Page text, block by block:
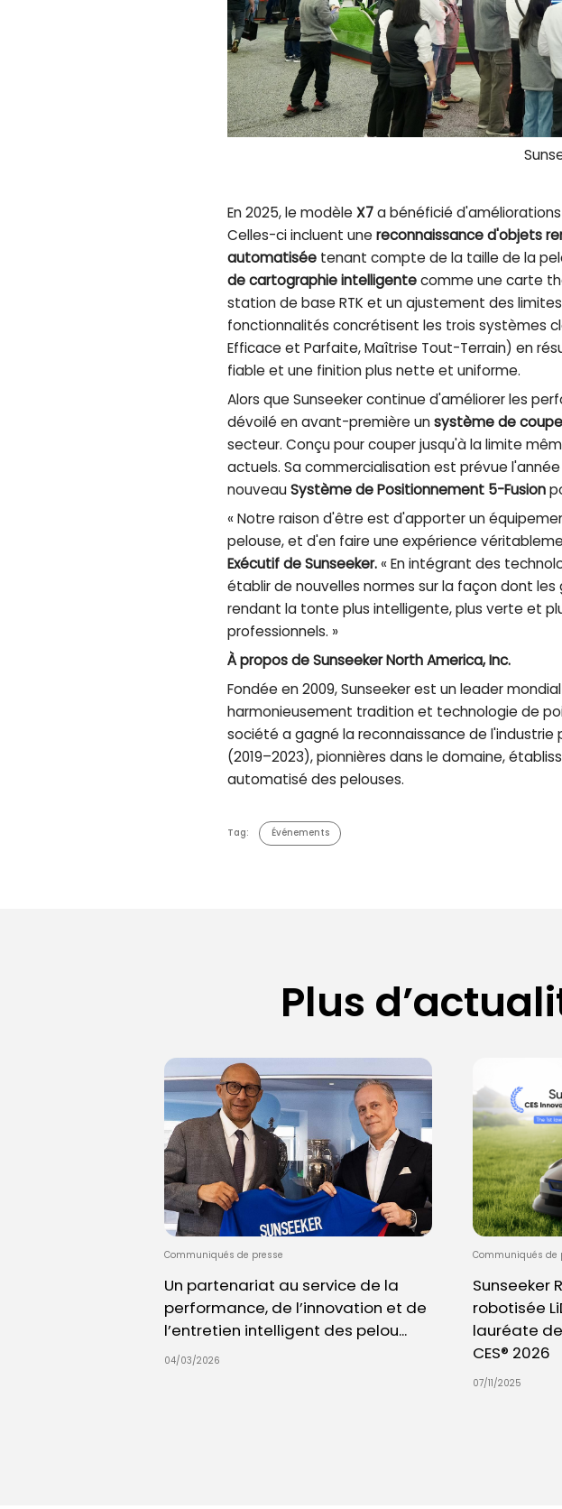
En 2025, le modèleX7a bénéficié
Celles-ci incluent unereconnaissance d'objets
automatisée tenant compte de la taille de la
de cartographie intelligentecomme une carte
station de base RTK et un ajustement des
fonctionnalités concrétisent les trois systèmes
Efficace et Parfaite, Maîtrise Tout-Terrain) en
fiable et une finition plus nette et uniforme.
Alors que Sunseeker continue d'améliorer les
dévoilé en avant-première unsystème de
secteur. Conçu pour couper jusqu'à la limite
actuels. Sa commercialisation est prévue
nouveauSystème de Positionnement 5-Fusion
« Notre raison d'être est d'apporter un
pelouse, et d'en faire une expérience
Exécutif de Sunseeker. « En intégrant des
établir de nouvelles normes sur la façon dont
rendant la tonte plus intelligente, plus verte et
professionnels. »
À propos de Sunseeker North America, Inc.
Fondée en 2009, Sunseeker est un leader
harmonieusement tradition et technologie de
société a gagné la reconnaissance de
(2019–2023), pionnières dans le domaine,
automatisé des pelouses.
Tag: Événements
Plus
Communiqués de presse
Un partenariat au service de la
performance, de l’innovation et de
l’entretien intelligent des pelou...
04/03/2026
Communiqués de
Sunseeker
robotisée
lauréate
CES® 2026
07/11/2025